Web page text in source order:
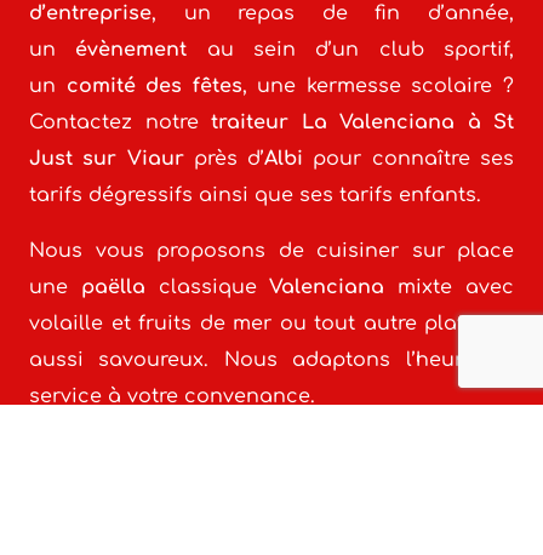
d’entreprise, un repas de fin d’année,
un
évènement
au sein d’un club sportif,
un
comité des fêtes, une kermesse scolaire ?
Contactez notre traiteur La Valenciana à St
Just sur Viaurprès d’Albi pour connaître ses
tarifs dégressifs ainsi que ses tarifs enfants.
Nous vous proposons de cuisiner sur place
une
paëlla classique Valenciana
mixte avec
volaille et fruits de mer ou tout autre plat tout
aussi savoureux. Nous adaptons l’heure de
service à votre convenance.